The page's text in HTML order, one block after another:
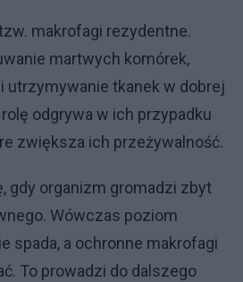
makrofagi rezydentne.
martwych komórek,
utrzymywanie tkanek w dobrej
odgrywa w ich przypadku
zwiększa ich przeżywalność.
gdy organizm gromadzi zbyt
Wówczas poziom
spada, a ochronne makrofagi
To prowadzi do dalszego